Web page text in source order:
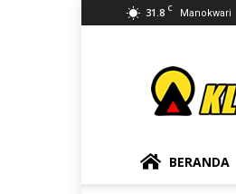
31.8 C Manokwari
BERANDA